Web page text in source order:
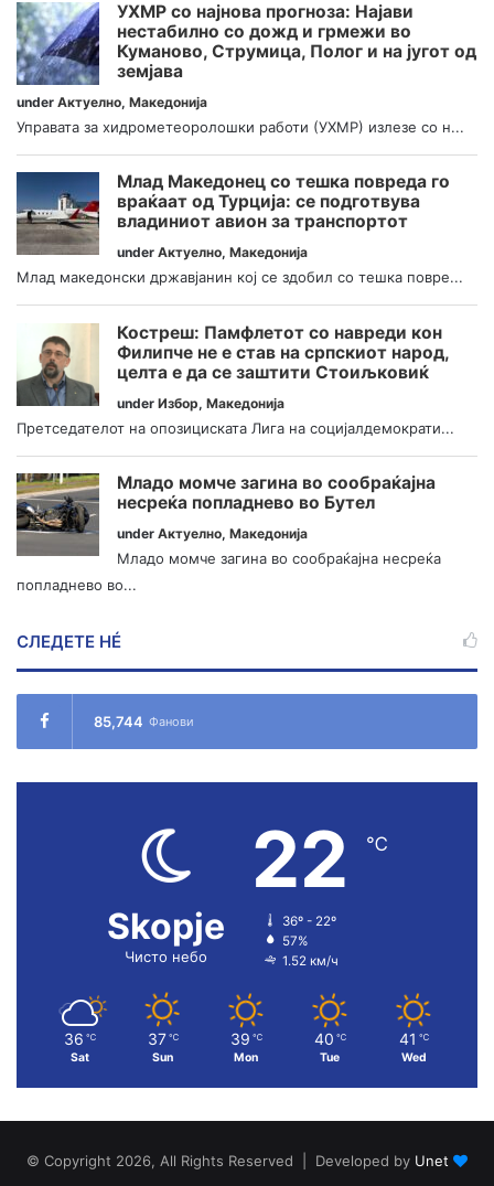
УХМР со најнова прогноза: Најави
нестабилно со дожд и грмежи во
Куманово, Струмица, Полог и на југот од
земјава
under Актуелно, Македонија
Управата за хидрометеоролошки работи (УХМР) излезе со н...
Млад Македонец со тешка повреда го
враќаат од Турција: се подготвува
владиниот авион за транспортот
under Актуелно, Македонија
Млад македонски државјанин кој се здобил со тешка повре...
Костреш: Памфлетот со навреди кон
Филипче не е став на српскиот народ,
целта е да се заштити Стоиљковиќ
under Избор, Македонија
Претседателот на опозициската Лига на социјалдемократи...
Младо момче загина во сообраќајна
несреќа попладнево во Бутел
under Актуелно, Македонија
Младо момче загина во сообраќајна несреќа
попладнево во...
СЛЕДЕТЕ НÉ
85,744 Фанови
Skopje
Чисто небо
22 ℃
36º - 22º
57%
1.52 км/ч
36 ℃
Sat
37 ℃
Sun
39 ℃
Mon
40 ℃
Tue
41 ℃
Wed
© Copyright 2026, All Rights Reserved | Developed by Unet